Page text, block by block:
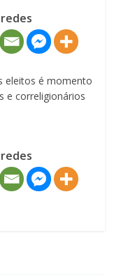
eleitos é momento
e correligionários